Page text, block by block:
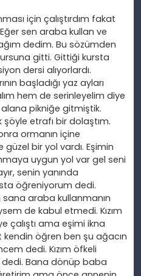
için çalıştırdım fakat
sen araba kullan ve
dedim. Bu sözümden
gitti. Gittiği kursta
dersi alıyorlardı.
başladığı yaz ayları
hem de serinleyelim diye
pikniğe gitmiştik.
şöyle etrafı bir dolaştım.
ormanın içine
güzel bir yol vardı. Eşimin
uygun yol var gel seni
senin yanında
öğreniyorum dedi.
araba kullanmanın
de kabul etmedi. Kızım
çalıştı ama eşimi ikna
öğren ben şu ağacın
dedi. Kızım öfkeli
Bana dönüp baba